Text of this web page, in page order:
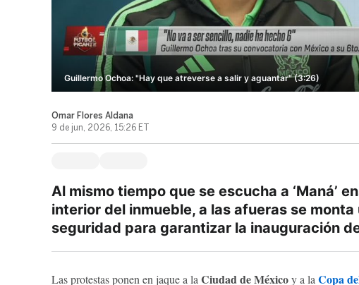
Guillermo Ochoa: "Hay que atreverse a salir y aguantar" (3:26)
Omar Flores Aldana
9 de jun, 2026, 15:26 ET
Al mismo tiempo que se escucha a ‘Maná’
interior del inmueble, a las afueras se
seguridad para garantizar la inauguración
Las protestas ponen en jaque a la Ciudad de Méxicoy a la Copa